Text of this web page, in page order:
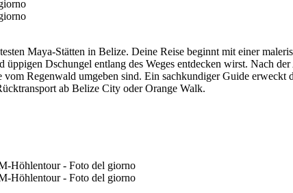
Maya-Stätten in Belize. Deine Reise beginnt mit einer
Dschungel entlang des Weges entdecken wirst. Nach
Regenwald umgeben sind. Ein sachkundiger Guide erweckt
ab Belize City oder Orange Walk.